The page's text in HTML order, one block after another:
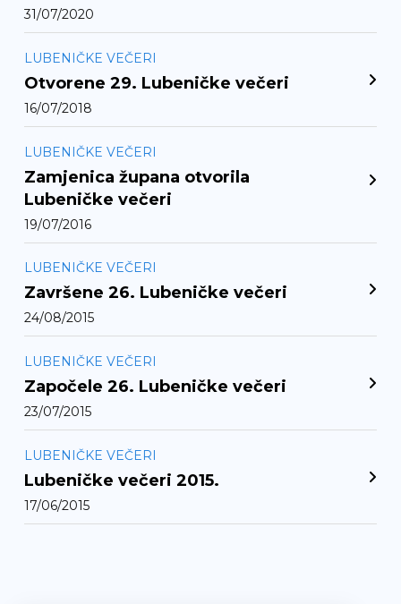
31/07/2020
LUBENIČKE VEČERI
16/07/2018
Otvorene 29. Lubeničke večeri
LUBENIČKE VEČERI
19/07/2016
Zamjenica župana otvorila
Lubeničke večeri
LUBENIČKE VEČERI
24/08/2015
Završene 26. Lubeničke večeri
LUBENIČKE VEČERI
23/07/2015
Započele 26. Lubeničke večeri
LUBENIČKE VEČERI
17/06/2015
Lubeničke večeri 2015.